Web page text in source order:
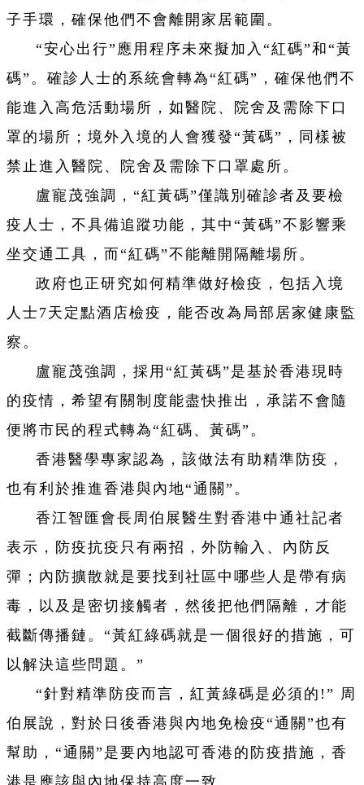
子手環，確保他們不會離開家居範圍。
“安心出行”應用程序未來擬加入“紅碼”和“黃
碼”。確診人士的系統會轉為“紅碼”，確保他們不
能進入高危活動場所，如醫院、院舍及需除下口
罩的場所；境外入境的人會獲發“黃碼”，同樣被
禁止進入醫院、院舍及需除下口罩處所。
盧寵茂強調，“紅黃碼”僅識別確診者及要檢
疫人士，不具備追蹤功能，其中“黃碼”不影響乘
坐交通工具，而“紅碼”不能離開隔離場所。
政府也正研究如何精準做好檢疫，包括入境
人士7天定點酒店檢疫，能否改為局部居家健康監
察。
盧寵茂強調，採用“紅黃碼”是基於香港現時
的疫情，希望有關制度能盡快推出，承諾不會隨
便將市民的程式轉為“紅碼、黃碼”。
香港醫學專家認為，該做法有助精準防疫，
也有利於推進香港與內地“通關”。
香江智匯會長周伯展醫生對香港中通社記者
表示，防疫抗疫只有兩招，外防輸入、內防反
彈；內防擴散就是要找到社區中哪些人是帶有病
毒，以及是密切接觸者，然後把他們隔離，才能
截斷傳播鏈。“黃紅綠碼就是一個很好的措施，可
以解決這些問題。”
“針對精準防疫而言，紅黃綠碼是必須的!” 周
伯展說，對於日後香港與內地免檢疫“通關”也有
幫助，“通關”是要內地認可香港的防疫措施，香